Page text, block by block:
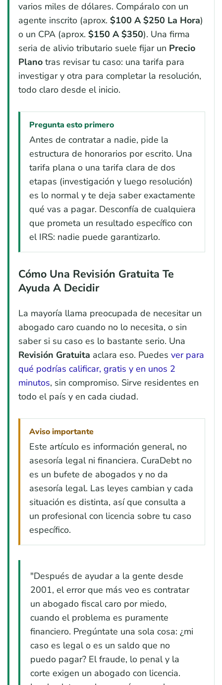
varios miles de dólares. Compáralo con un
agente inscrito (aprox. $100 A $250 La Hora)
o un CPA (aprox. $150 A $350). Una firma
seria de alivio tributario suele fijar un Precio
Plano tras revisar tu caso: una tarifa para
investigar y otra para completar la resolución,
todo claro desde el inicio.
Pregunta esto primero
Antes de contratar a nadie, pide la
estructura de honorarios por escrito. Una
tarifa plana o una tarifa clara de dos
etapas (investigación y luego resolución)
es lo normal y te deja saber exactamente
qué vas a pagar. Desconfía de cualquiera
que prometa un resultado específico con
el IRS: nadie puede garantizarlo.
Cómo Una Revisión Gratuita Te
Ayuda A Decidir
La mayoría llama preocupada de necesitar un
abogado caro cuando no lo necesita, o sin
saber si su caso es lo bastante serio. Una
Revisión Gratuita aclara eso. Puedes ver para
qué podrías calificar, gratis y en unos 2
minutos, sin compromiso. Sirve residentes en
todo el país y en cada ciudad.
Aviso importante
Este artículo es información general, no
asesoría legal ni financiera. CuraDebt no
es un bufete de abogados y no da
asesoría legal. Las leyes cambian y cada
situación es distinta, así que consulta a
un profesional con licencia sobre tu caso
específico.
"Después de ayudar a la gente desde
2001, el error que más veo es contratar
un abogado fiscal caro por miedo,
cuando el problema es puramente
financiero. Pregúntate una sola cosa: ¿mi
caso es legal o es un saldo que no
puedo pagar? El fraude, lo penal y la
corte exigen un abogado con licencia.